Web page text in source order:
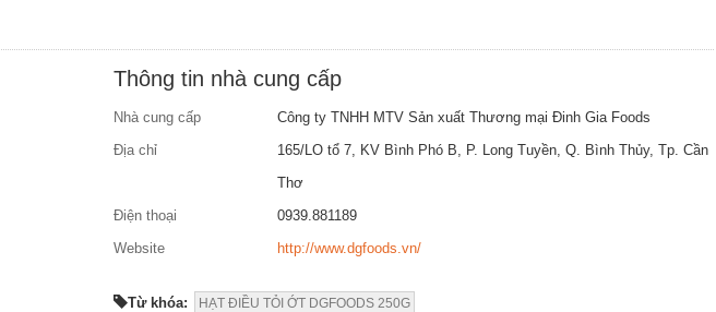
Thông tin nhà cung cấp
Nhà cung cấp
Công ty TNHH MTV Sản xuất Thương mại Đinh Gia Foods
Địa chỉ
165/LO tổ 7, KV Bình Phó B, P. Long Tuyền, Q. Bình Thủy, Tp. Cần
Thơ
Điện thoại
0939.881189
Website
http://www.dgfoods.vn/
Từ khóa: HẠT ĐIỀU TỎI ỚT DGFOODS 250G